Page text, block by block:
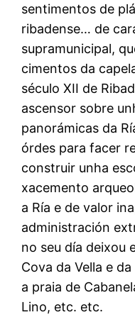
sentimentos de
ribadense… de
supramunicipal,
cimentos da
século XII de
ascensor sobre
panorámicas da
órdes para facer
construir unha
xacemento
a Ría e de valor
administración
no seu día deixou
Cova da Vella e
a praia de
Lino, etc. etc.